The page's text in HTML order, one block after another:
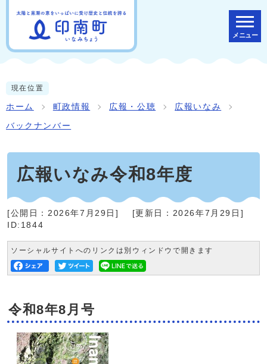
メニュー
現在位置
ホーム 町政情報 広報・公聴 広報いなみ
バックナンバー
広報いなみ令和8年度
[公開日： 2026年7月29日 ] [更新日： 2026年7月29日 ]
ID:1844
ソーシャルサイトへのリンクは別ウィンドウで開きます
令和8年8月号